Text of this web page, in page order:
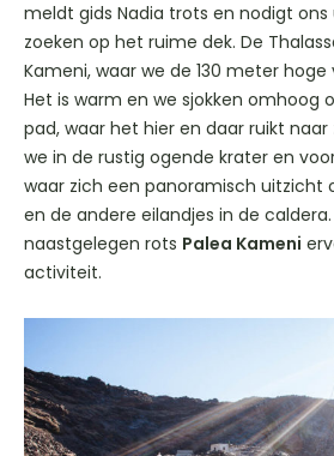
meldt gids Nadia trots en nodigt
zoeken op het ruime dek. De
Kameni, waar we de 130 meter
Het is warm en we sjokken omhoog
pad, waar het hier en daar ruikt naar
we in de rustig ogende krater en
waar zich een panoramisch uitzicht
en de andere eilandjes in de
naastgelegen rots Palea Kameni
activiteit.